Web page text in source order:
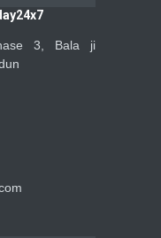
3, Bala ji